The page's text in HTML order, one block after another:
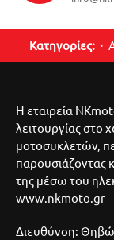
Κατηγορίες:
Η εταιρεία
λειτουργίας στο
μοτοσυκλετών,
παρουσιάζοντας
της μέσω του
www.nkmoto.gr
Διευθύνση: